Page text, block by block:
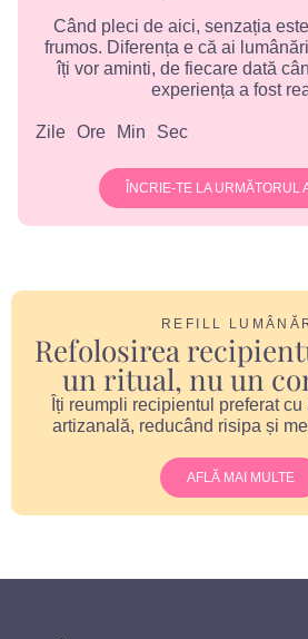
Când pleci de aici, senzația
frumos. Diferența e că ai
îți vor aminti, de fiecare dată
experiența a fost
Zile Ore Min Sec
ÎNCRIE-TE LA URMĂTORUL
REFILL
Refolosirea
un ritual, nu un
Îți reumpli recipientul preferat
artizanală, reducând risipa și
AFLĂ MAI MULTE